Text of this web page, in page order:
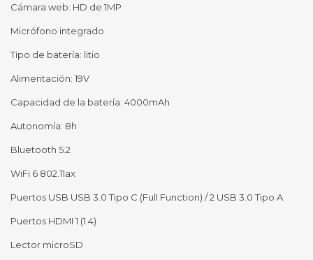
Cámara web: HD de 1MP
Micrófono integrado
Tipo de batería: litio
Alimentación: 19V
Capacidad de la batería: 4000mAh
Autonomía: 8h
Bluetooth 5.2
WiFi 6 802.11ax
Puertos USB USB 3.0 Tipo C (Full Function) / 2 USB 3.0 Tipo A
Puertos HDMI 1 (1.4)
Lector microSD